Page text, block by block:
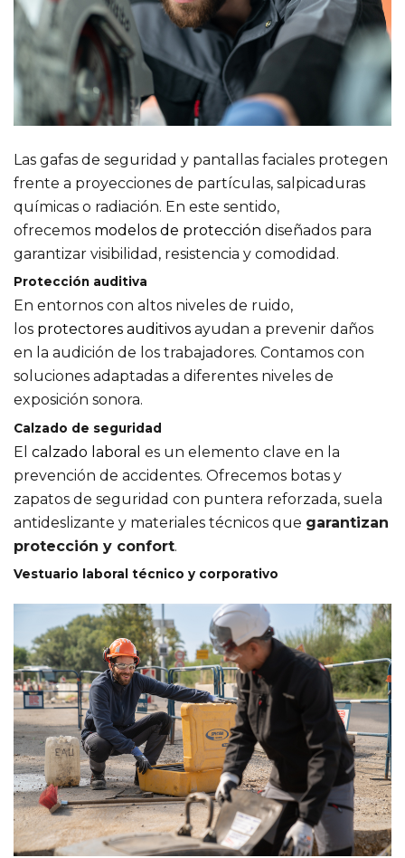
Las gafas de seguridad y pantallas faciales protegen
frente a proyecciones de partículas, salpicaduras
químicas o radiación. En este sentido,
ofrecemos modelos de protección diseñados para
garantizar visibilidad, resistencia y comodidad.
Protección auditiva
En entornos con altos niveles de ruido,
los protectores auditivos ayudan a prevenir daños
en la audición de los trabajadores. Contamos con
soluciones adaptadas a diferentes niveles de
exposición sonora.
Calzado de seguridad
El calzado laboral es un elemento clave en la
prevención de accidentes. Ofrecemos botas y
zapatos de seguridad con puntera reforzada, suela
antideslizante y materiales técnicos que garantizan
protección y confort.
Vestuario laboral técnico y corporativo